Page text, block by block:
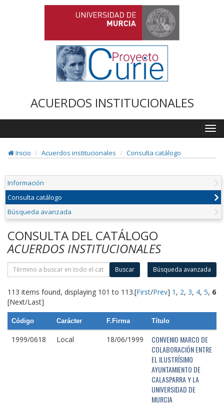
ACUERDOS INSTITUCIONALES
Inicio
Acuerdos institucionales Consulta catálogo
Información
Consulta catálogo
Búsqueda avanzada
CONSULTA DEL CATÁLOGO
ACUERDOS INSTITUCIONALES
Buscar Búsqueda avanzada
113 items found, displaying 101 to 113.[First/Prev] 1 , 2, 3, 4, 5, 6
[Next/Last]
Código Carácter F.Firma Título
1999/0618 Local 18/06/1999
CONVENIO MARCO DE
COLABORACIÓN ENTRE
EL ILUSTRÍSIMO
AYUNTAMIENTO DE
CALASPARRA Y LA
UNIVERSIDAD DE
MURCIA